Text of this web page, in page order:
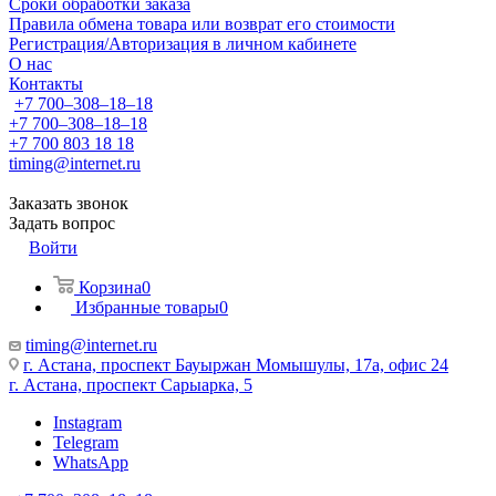
Сроки обработки заказа
Правила обмена товара или возврат его стоимости
Регистрация/Авторизация в личном кабинете
О нас
Контакты
+7 700‒308‒18‒18
+7 700‒308‒18‒18
+7 700 803 18 18
timing@internet.ru
Заказать звонок
Задать вопрос
Войти
Корзина0
Избранные товары0
timing@internet.ru
г. Астана, проспект Бауыржан Момышулы, 17а, офис 24
г. Астана, проспект Сарыарка, 5
Instagram
Telegram
WhatsApp